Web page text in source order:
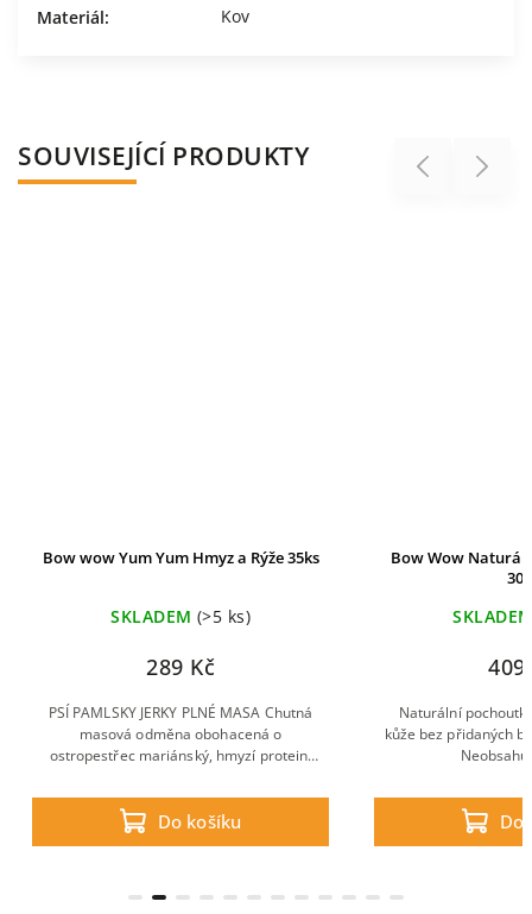
Materiál: Kov
SOUVISEJÍCÍ PRODUKTY Previous
Bow wow Yum Yum Hmyz a Rýže 35ks
SKLADEM (>5 ks)
289 Kč
Do košíku
PSÍ PAMLSKY JERKY PLNÉ MASA Chutná
masová odměna obohacená o
ostropestřec mariánský, hmyzí protein,
hyaluronovou. Vybrali jsme ty
nejkvalitnější ingredience, abychom
Bow Wow
409
Do
Naturální
kůže bez přidaných
Next